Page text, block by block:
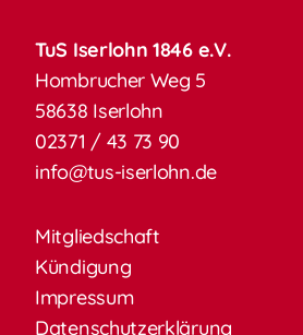
TuS Iserlohn 1846 e.V.
Hombrucher Weg 5
58638 Iserlohn
02371 / 43 73 90
info@tus-iserlohn.de
Mitgliedschaft
Kündigung
Impressum
Datenschutzerklärung